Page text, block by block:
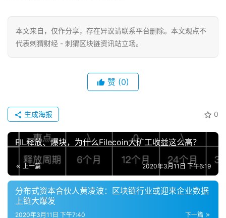
本文来自 ，仅作分享，存在异议请联系平台删除。本文观点不
代表刺猬财经 - 刺猬区块链资讯站立场。
赞 (0)
0
生成海报
FIL释放、爆块，为什么Filecoin大矿工收益这么高？
上一篇 2020年3月11日 下午6:19
分布式资本合伙人黄凌波：区块链行业或迎来企业数据
上链大爆发
下一篇
2020年3月11日 下午7:40